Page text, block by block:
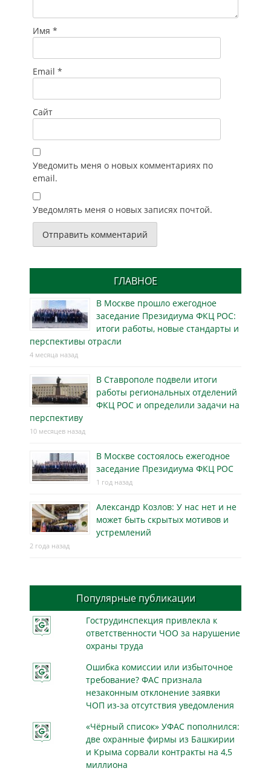
Имя *
Email *
Сайт
Уведомить меня о новых комментариях по
email.
Уведомлять меня о новых записях почтой.
ГЛАВНОЕ
В Москве прошло ежегодное
заседание Президиума ФКЦ РОС:
итоги работы, новые стандарты и
перспективы отрасли
4 месяца назад
В Ставрополе подвели итоги
работы региональных отделений
ФКЦ РОС и определили задачи на
перспективу
10 месяцев назад
В Москве состоялось ежегодное
заседание Президиума ФКЦ РОС
1 год назад
Александр Козлов: У нас нет и не
может быть скрытых мотивов и
устремлений
2 года назад
Популярные публикации
Гострудинспекция привлекла к
ответственности ЧОО за нарушение
охраны труда
Ошибка комиссии или избыточное
требование? ФАС признала
незаконным отклонение заявки
ЧОП из-за отсутствия уведомления
«Чёрный список» УФАС пополнился:
две охранные фирмы из Башкирии
и Крыма сорвали контракты на 4,5
миллиона